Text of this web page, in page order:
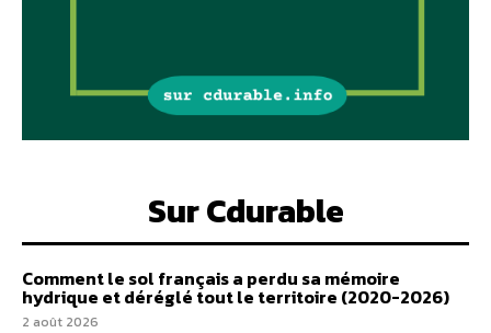
Sur Cdurable
Comment le sol français a perdu sa mémoire
hydrique et déréglé tout le territoire (2020-2026)
2 août 2026